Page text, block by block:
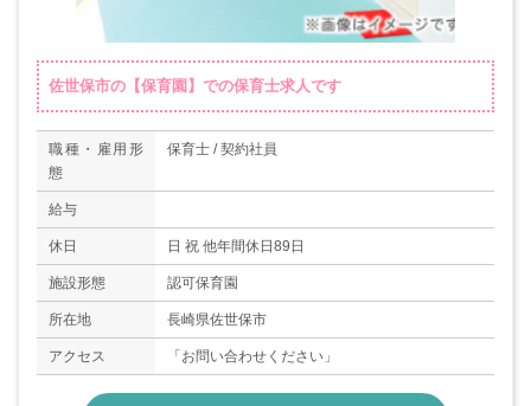
佐世保市の【保育園】での保育士求人です
職種・雇用形
態
保育士 / 契約社員
給与
休日 日 祝 他年間休日89日
施設形態 認可保育園
所在地 長崎県佐世保市
アクセス 「お問い合わせください」